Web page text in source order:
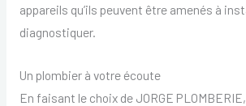
appareils qu’ils peuvent être amenés à
diagnostiquer.
Un plombier à votre écoute
En faisant le choix de JORGE